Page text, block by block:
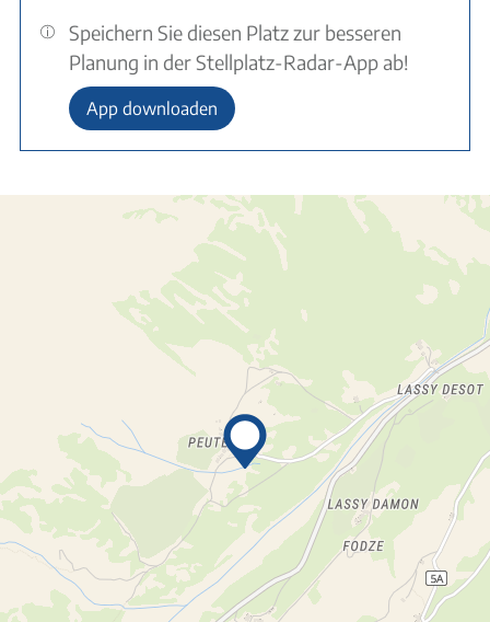
Speichern Sie diesen Platz zur besseren
Planung in der Stellplatz-Radar-App ab!
App downloaden